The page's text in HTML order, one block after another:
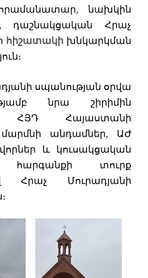
հրամանատար, նախկին
դաշնակցական Հրաչ
հիշատակի խնկարկման
սպանության օրվա
նրա շիրիմին
ՀՅԴ Հայաստանի
մարմնի անդամներ, ԱԺ
և կուսակցական
հարգանքի տուրք
Հրաչ Մուրադյանի